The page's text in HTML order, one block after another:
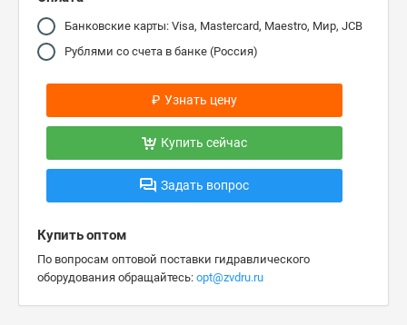
Банковские карты: Visa, Mastercard, Maestro, Мир, JCB
Рублями со счета в банке (Россия)
₽ Узнать цену
Купить сейчас
Задать вопрос
Купить оптом
По вопросам оптовой поставки гидравлического
оборудования обращайтесь: opt@zvdru.ru